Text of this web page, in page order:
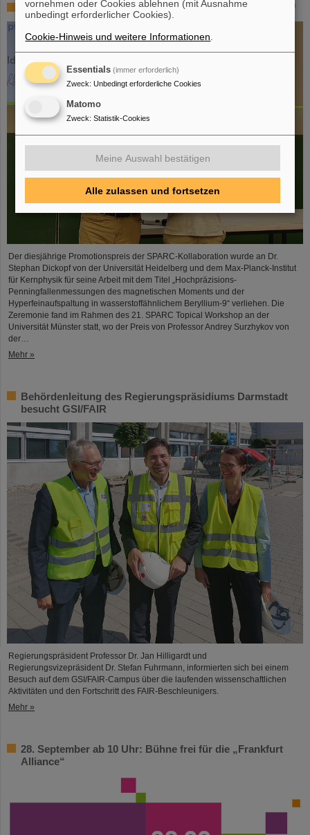
SPARC-Promotionspreis 2024 geht an Dr. Stefan Dickopf
Der diesjährige Promotionspreis der SPARC-Kollaboration wurde an Dr.
Stephan Dickopf von der Universität Heidelberg und dem Max-Planck-Institut
für Kernphysik für seine Arbeit mit dem Titel „Hochpräzisions-
Penningfallenmessungen des magnetischen Moments und der
Hyperfeinaufspaltung in wasserstoffähnlichem Beryllium-9“ verliehen. Die
Zeremonie fand im Rahmen des 21. SPARC Topical Workshop an der
Universität Münster statt, wo der Preis von Professor Andrey Surzhykov von
der…
Mehr »
Behördenleitung des Regierungspräsidiums Darmstadt
besucht GSI/FAIR
Regierungspräsident Professor Dr. Jan Hilligardt und
Regierungsvizepräsident Dr. Stefan Fuhrmann, informierten sich bei einem
Besuch auf dem GSI/FAIR-Campus über die laufenden wissenschaftlichen
Aktivitäten und den Fortschritt des FAIR-Beschleunigers.
Mehr »
28. September ab 10 Uhr: Bühne frei für die „Frankfurt
Alliance“
vornehmen oder Cookies ablehnen (mit Ausnahme
unbedingt erforderlicher Cookies).
Cookie-Hinweis und weitere Informationen
Essentials (immer erforderlich)
Zweck: Unbedingt erforderliche Cookies
Matomo
Zweck: Statistik-Cookies
Meine Auswahl bestätigen
Alle zulassen und fortsetzen